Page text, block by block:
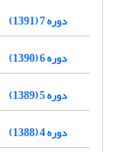
دوره 7 (1391)
دوره 6 (1390)
دوره 5 (1389)
دوره 4 (1388)